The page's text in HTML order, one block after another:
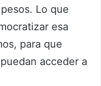
Lo que
esa
para que
acceder a